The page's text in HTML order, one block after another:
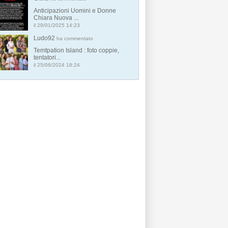
Anticipazioni Uomini e Donne
Chiara Nuova ...
il 29/01/2025 14:23
Ludo92 ha commentato
Temtpation Island : foto coppie,
tentatori...
il 25/06/2024 18:24